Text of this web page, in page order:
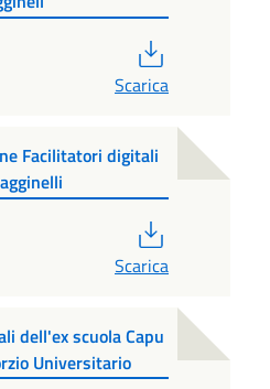
Scarica
Facilitatori digitali
Scarica
dell'ex scuola Capu
Universitario